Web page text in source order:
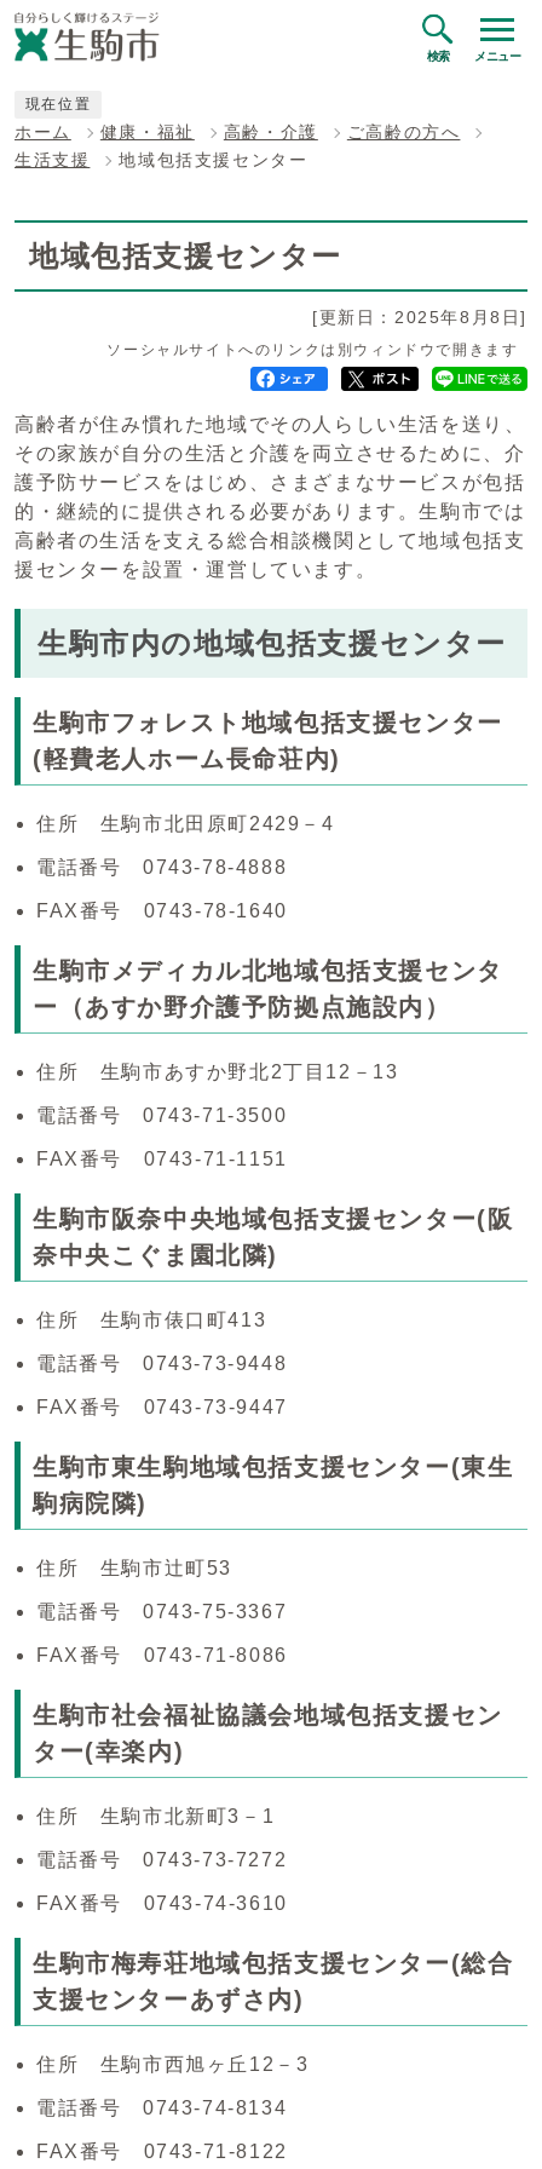
検索 メニュー
現在位置
ホーム 健康・福祉 高齢・介護
ご高齢の方へ
生活支援
地域包括支援センター
地域包括支援センター
[更新日：2025年8月8日]
ソーシャルサイトへのリンクは別ウィンドウで開きます
高齢者が住み慣れた地域でその人らしい生活を送り、
その家族が自分の生活と介護を両立させるために、介
護予防サービスをはじめ、さまざまなサービスが包括
的・継続的に提供される必要があります。生駒市では
高齢者の生活を支える総合相談機関として地域包括支
援センターを設置・運営しています。
生駒市内の地域包括支援センター
生駒市フォレスト地域包括支援センター
(軽費老人ホーム長命荘内)
住所 生駒市北田原町2429－4
電話番号 0743-78-4888
FAX番号 0743-78-1640
生駒市メディカル北地域包括支援センタ
ー（あすか野介護予防拠点施設内）
住所 生駒市あすか野北2丁目12－13
電話番号 0743-71-3500
FAX番号 0743-71-1151
生駒市阪奈中央地域包括支援センター(阪
奈中央こぐま園北隣)
住所 生駒市俵口町413
電話番号 0743-73-9448
FAX番号 0743-73-9447
生駒市東生駒地域包括支援センター(東生
駒病院隣)
住所 生駒市辻町53
電話番号 0743-75-3367
FAX番号 0743-71-8086
生駒市社会福祉協議会地域包括支援セン
ター(幸楽内)
住所 生駒市北新町3－1
電話番号 0743-73-7272
FAX番号 0743-74-3610
生駒市梅寿荘地域包括支援センター(総合
支援センターあずさ内)
住所 生駒市西旭ヶ丘12－3
電話番号 0743-74-8134
FAX番号 0743-71-8122